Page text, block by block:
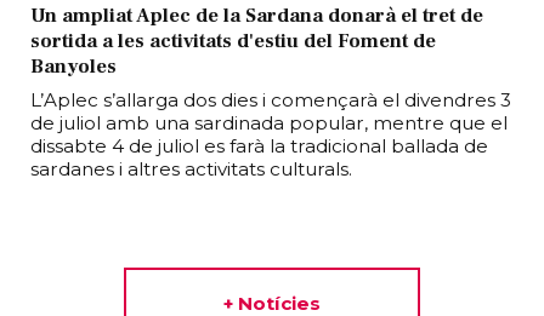
Un ampliat Aplec de la Sardana donarà el tret de
sortida a les activitats d'estiu del Foment de
Banyoles
L’Aplec s’allarga dos dies i començarà el divendres 3
de juliol amb una sardinada popular, mentre que el
dissabte 4 de juliol es farà la tradicional ballada de
sardanes i altres activitats culturals.
+ Notícies